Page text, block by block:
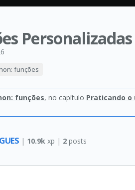
Personalizadas
funções
funções, no capítulo Praticando o
| 10.9k xp | 2 posts